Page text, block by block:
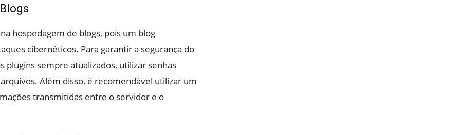
hospedagem de blogs, pois um blog
cibernéticos. Para garantir a segurança do
sempre atualizados, utilizar senhas
Além disso, é recomendável utilizar um
transmitidas entre o servidor e o